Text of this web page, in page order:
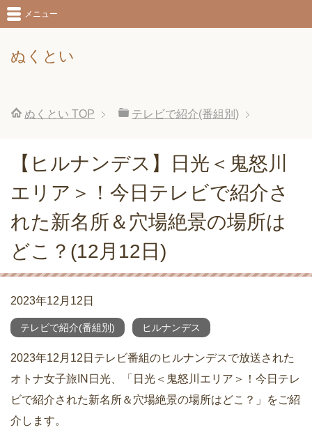
ぬくとい
メニュー
ぬくとい TOP テレビで紹介(番組別)
【ヒルナンデス】日光＜鬼怒川
エリア＞！今日テレビで紹介さ
れた新名所＆穴場絶景の場所は
どこ？(12月12日)
2023年12月12日
テレビで紹介(番組別) ヒルナンデス
2023年12月12日テレビ番組のヒルナンデスで放送された
オトナ女子旅IN日光、「日光＜鬼怒川エリア＞！今日テレ
ビで紹介された新名所＆穴場絶景の場所はどこ？」をご紹
介します。